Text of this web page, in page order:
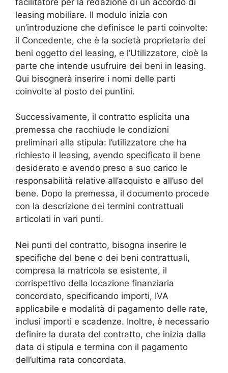
leasing mobiliare. Il modulo inizia con
un’introduzione che definisce le parti coinvolte:
il Concedente, che è la società proprietaria dei
beni oggetto del leasing, e l’Utilizzatore, cioè la
parte che intende usufruire dei beni in leasing.
Qui bisognerà inserire i nomi delle parti
coinvolte al posto dei puntini.
Successivamente, il contratto esplicita una
premessa che racchiude le condizioni
preliminari alla stipula: l’utilizzatore che ha
richiesto il leasing, avendo specificato il bene
desiderato e avendo preso a suo carico le
responsabilità relative all’acquisto e all’uso del
bene. Dopo la premessa, il documento procede
con la descrizione dei termini contrattuali
articolati in vari punti.
Nei punti del contratto, bisogna inserire le
specifiche del bene o dei beni contrattuali,
compresa la matricola se esistente, il
corrispettivo della locazione finanziaria
concordato, specificando importi, IVA
applicabile e modalità di pagamento delle rate,
inclusi importi e scadenze. Inoltre, è necessario
definire la durata del contratto, che inizia dalla
data di stipula e termina con il pagamento
dell’ultima rata concordata.